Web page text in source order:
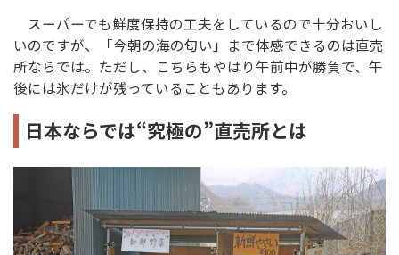
スーパーでも鮮度保持の工夫をしているので十分おいし
いのですが、「今朝の海の匂い」まで体感できるのは直売
所ならでは。ただし、こちらもやはり午前中が勝負で、午
後には氷だけが残っていることもあります。
日本ならでは“究極の”直売所とは